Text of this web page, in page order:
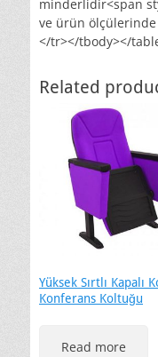
minderlidir<span
ve ürün
</tr></tbody></
Related
Yüksek Sırtlı Kapalı
Konferans Koltuğu
Read more